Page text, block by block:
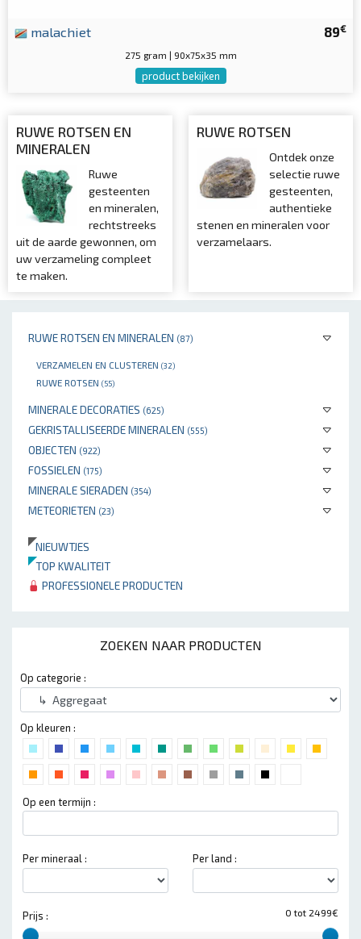
RUWE ROTSEN EN MINERALEN (87)
VERZAMELEN EN CLUSTEREN (32)
RUWE ROTSEN (55)
MINERALE DECORATIES (625)
GEKRISTALLISEERDE MINERALEN (555)
OBJECTEN (922)
FOSSIELEN (175)
MINERALE SIERADEN (354)
METEORIETEN (23)
NIEUWTJES
TOP KWALITEIT
PROFESSIONELE PRODUCTEN
ZOEKEN NAAR PRODUCTEN
Op categorie :
Op kleuren :
Op een termijn :
Per mineraal : Per land :
0 tot 2499€
Prijs :
89€
malachiet
275 gram | 90x75x35 mm
product bekijken
RUWE ROTSEN EN
MINERALEN
Ruwe
gesteenten
en mineralen,
rechtstreeks
uit de aarde gewonnen, om
uw verzameling compleet
te maken.
RUWE ROTSEN
Ontdek onze
selectie ruwe
gesteenten,
authentieke
stenen en mineralen voor
verzamelaars.